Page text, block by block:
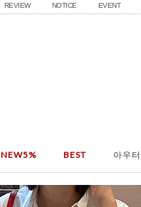
REVIEW NOTICE EVENT
NEW5% BEST 아우터